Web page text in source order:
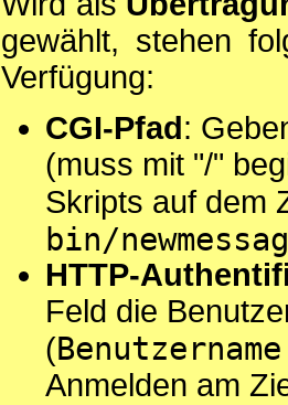
gewählt, stehen
Verfügung:
CGI-Pfad:
(muss mit "/"
Skripts auf dem
bin/
HTTP-
Feld die
(
Anmelden am